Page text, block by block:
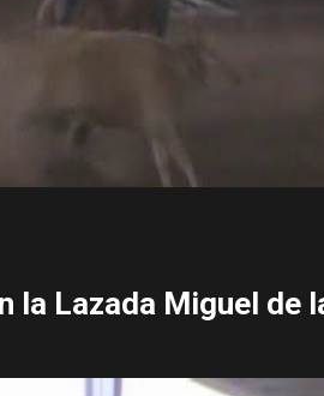
la Lazada Miguel de